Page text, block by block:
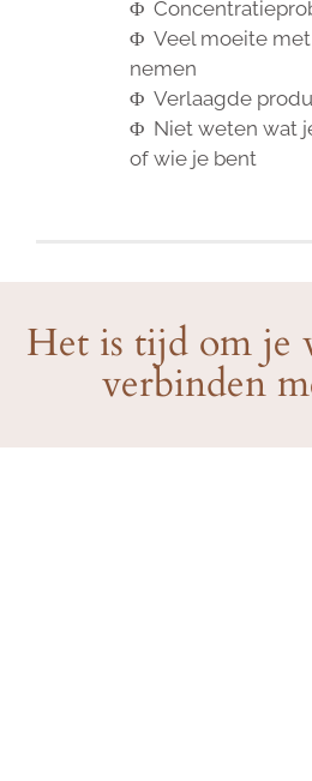
Φ C
Φ Veel moeite
nemen
Φ Verlaagde
Φ Niet weten wat
of wie je bent
Het is tijd om je
verbinden